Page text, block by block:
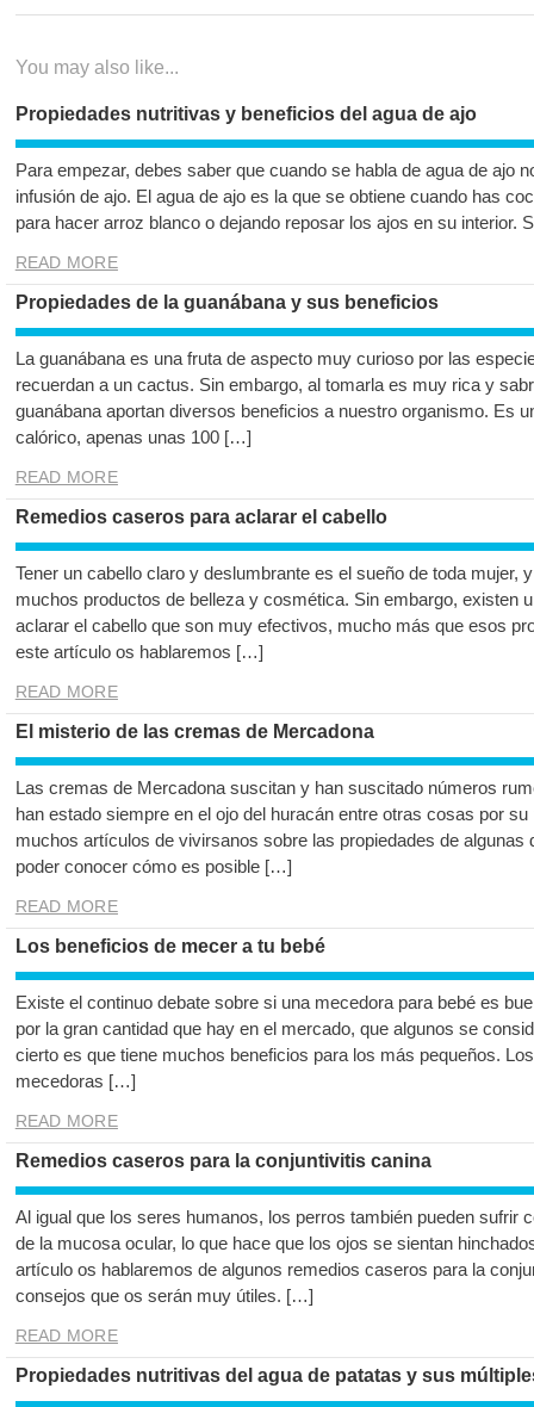
You may also like...
Propiedades nutritivas y beneficios del agua de ajo
Para empezar, debes saber que cuando se habla de agua de ajo
infusión de ajo. El agua de ajo es la que se obtiene cuando has
para hacer arroz blanco o dejando reposar los ajos en su interior.
READ MORE
Propiedades de la guanábana y sus beneficios
La guanábana es una fruta de aspecto muy curioso por las
recuerdan a un cactus. Sin embargo, al tomarla es muy rica y
guanábana aportan diversos beneficios a nuestro organismo. Es
calórico, apenas unas 100 […]
READ MORE
Remedios caseros para aclarar el cabello
Tener un cabello claro y deslumbrante es el sueño de toda mujer,
muchos productos de belleza y cosmética. Sin embargo, existen
aclarar el cabello que son muy efectivos, mucho más que esos
este artículo os hablaremos […]
READ MORE
El misterio de las cremas de Mercadona
Las cremas de Mercadona suscitan y han suscitado números
han estado siempre en el ojo del huracán entre otras cosas por
muchos artículos de vivirsanos sobre las propiedades de algunas
poder conocer cómo es posible […]
READ MORE
Los beneficios de mecer a tu bebé
Existe el continuo debate sobre si una mecedora para bebé es
por la gran cantidad que hay en el mercado, que algunos se
cierto es que tiene muchos beneficios para los más pequeños.
mecedoras […]
READ MORE
Remedios caseros para la conjuntivitis canina
Al igual que los seres humanos, los perros también pueden sufrir
de la mucosa ocular, lo que hace que los ojos se sientan
artículo os hablaremos de algunos remedios caseros para la
consejos que os serán muy útiles. […]
READ MORE
Propiedades nutritivas del agua de patatas y sus